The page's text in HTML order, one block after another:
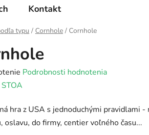
Kontakt
typu / Cornhole / Cornhole
Podrobnosti hodnotenia
STOA
hra z USA s jednoduchými pravidlami -
oslavu, do firmy, centier voľného času...